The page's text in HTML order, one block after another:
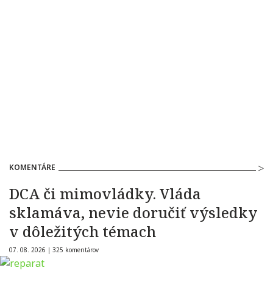
KOMENTÁRE
DCA či mimovládky. Vláda
sklamáva, nevie doručiť výsledky
v dôležitých témach
07. 08. 2026 | 325 komentárov